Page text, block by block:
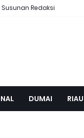
Susunan Redaksi
DUMAI RIAU